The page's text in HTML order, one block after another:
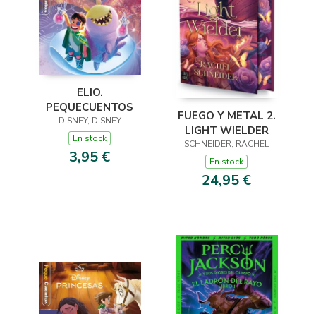
ELIO.
PEQUECUENTOS
DISNEY, DISNEY
En stock
3,95 €
FUEGO Y METAL 2.
LIGHT WIELDER
SCHNEIDER, RACHEL
En stock
24,95 €